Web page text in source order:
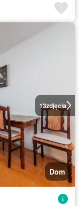
13zdjęcia
Dom